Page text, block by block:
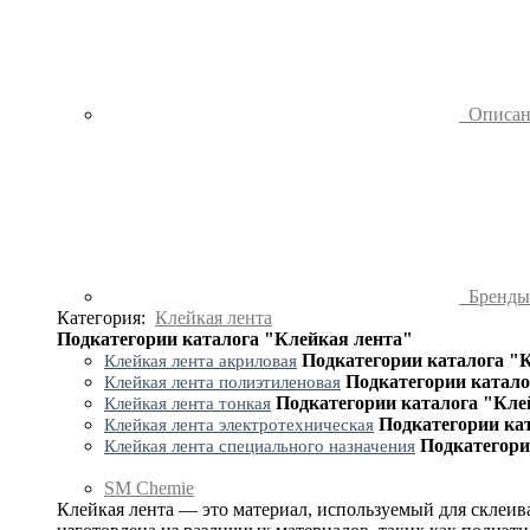
Бренды
Категория: Клейкая лента
Подкатегории каталога "Клейкая лента"
Клейкая лента акриловая Подкатегории каталога
Клейкая лента полиэтиленовая Подкатегории
Клейкая лента тонкая Подкатегории каталога
Клейкая лента электротехническая Подкатегории
Клейкая лента специального назначения
SM Chemie
Клейкая лента — это материал, используемый для